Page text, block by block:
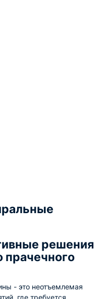
решения
- это неотъемлемая
где требуется